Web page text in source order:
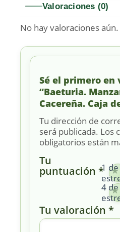
Valoraciones (0)
No hay valoraciones aún.
Sé el primero en
“Baeturia.
Cacereña. Caja
Tu dirección de
será publicada. Los
obligatorios están
Tu
puntuación *1
4
Tu valoración *